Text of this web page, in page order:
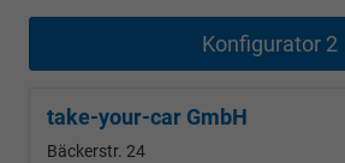
Konfigurator 2
take-your-car GmbH
Bäckerstr. 24